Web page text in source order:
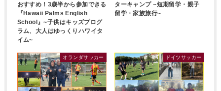
おすすめ！3歳半から参加できる
『Hawaii Palms English
School』~子供はキッズプログ
ラム、大人はゆっくりハワイタ
イム~
ターキャンプ ~短期留学・親子
留学・家族旅行~
オランダサッカー ドイツサッカー